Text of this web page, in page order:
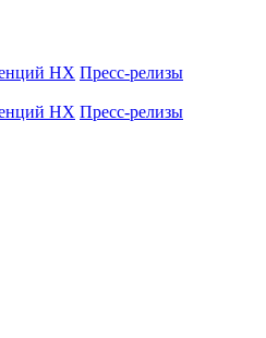
НХ Пресс-релизы
НХ Пресс-релизы